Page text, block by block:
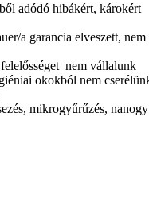
adódó hibákért, károkért
a garancia elveszett, nem
nem vállalunk
okokból nem
mikrogyűrűzés,